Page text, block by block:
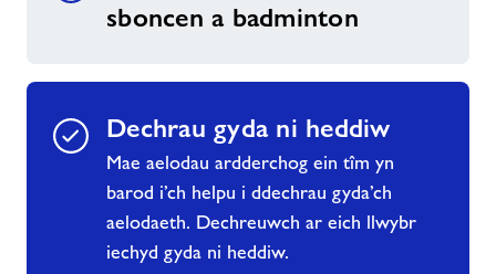
sboncen a badminton
Dechrau gyda ni heddiw
Mae aelodau ardderchog ein tîm yn
barod i’ch helpu i ddechrau gyda’ch
aelodaeth. Dechreuwch ar eich llwybr
iechyd gyda ni heddiw.